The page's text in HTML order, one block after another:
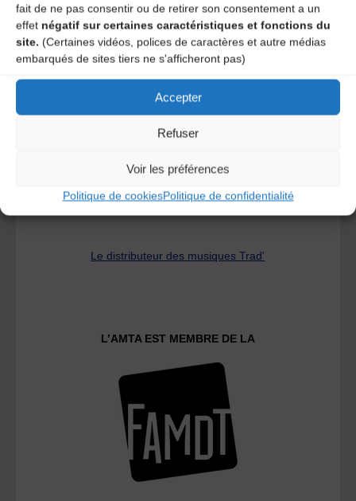
fait de ne pas consentir ou de retirer son consentement a un
effet négatif sur certaines caractéristiques et fonctions du
site. (Certaines vidéos, polices de caractères et autre médias
embarqués de sites tiers ne s'afficheront pas)
Accepter
Refuser
Voir les préférences
Politique de cookiesPolitique de confidentialité
A DECOUVRIR :
Le distributeur des musiques Trad'
L’AMTA EST MEMBRE DE LA